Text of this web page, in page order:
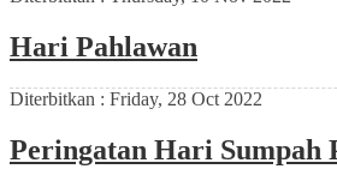
Hari Pahlawan
Diterbitkan : Friday, 28 Oct 2022
Peringatan Hari Sumpah